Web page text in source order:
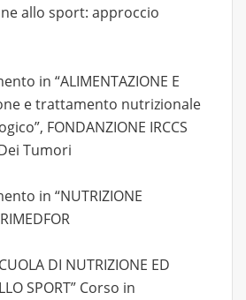
allo sport: approccio
in “ALIMENTAZIONE E
e trattamento nutrizionale
FONDANZIONE IRCCS
Tumori
in “NUTRIZIONE
DI NUTRIZIONE ED
SPORT” Corso in